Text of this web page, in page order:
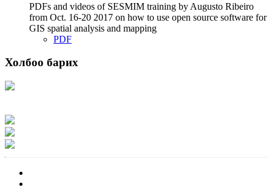
PDFs and videos of SESMIM training by Augusto Ribeiro
from Oct. 16-20 2017 on how to use open source software for
GIS spatial analysis and mapping
PDF
Холбоо барих